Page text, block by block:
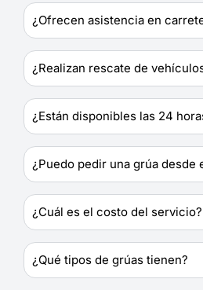
¿Ofrecen asistencia en
¿Realizan rescate de
¿Están disponibles las 24
¿Puedo pedir una grúa desde
¿Cuál es el costo del servicio?
¿Qué tipos de grúas tienen?